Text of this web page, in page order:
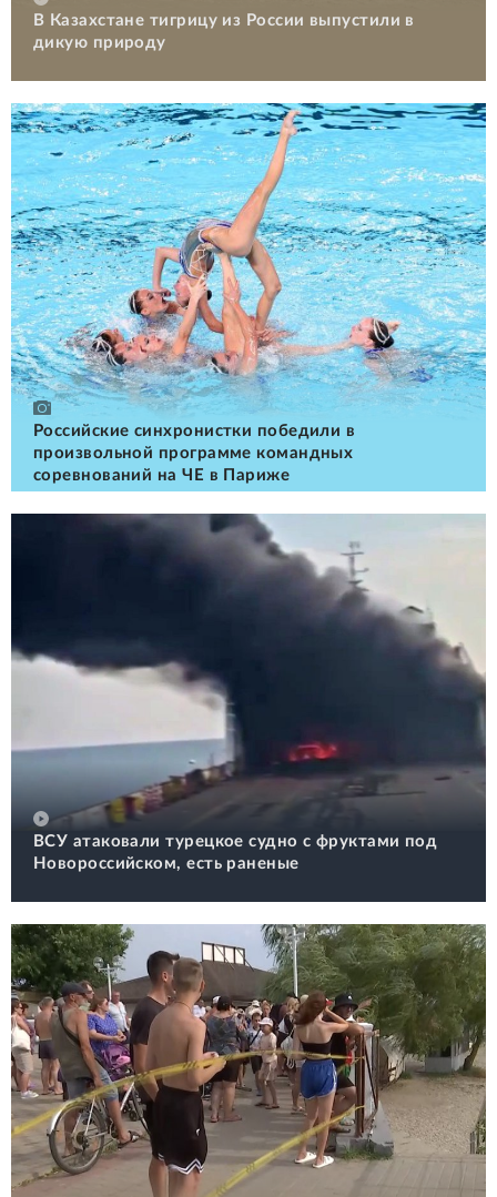
В Казахстане тигрицу из России выпустили в
дикую природу
Российские cинхронистки победили в
произвольной программе командных
соревнований на ЧЕ в Париже
ВСУ атаковали турецкое судно с фруктами под
Новороссийском, есть раненые